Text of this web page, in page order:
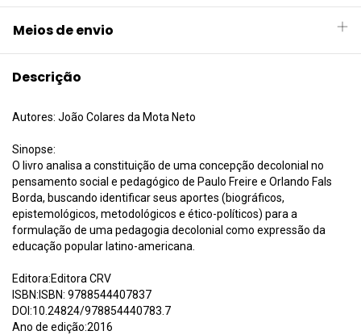
Meios de envio
Descrição
Autores: João Colares da Mota Neto
Sinopse:
O livro analisa a constituição de uma concepção decolonial no
pensamento social e pedagógico de Paulo Freire e Orlando Fals
Borda, buscando identificar seus aportes (biográficos,
epistemológicos, metodológicos e ético-políticos) para a
formulação de uma pedagogia decolonial como expressão da
educação popular latino-americana.
Editora:Editora CRV
ISBN:ISBN: 9788544407837
DOI:10.24824/978854440783.7
Ano de edição:2016